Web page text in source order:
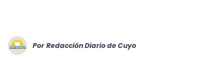
Por Redacción Diario de Cuyo